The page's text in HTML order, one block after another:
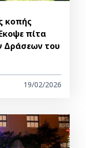
κοπής
πίτα
Δράσεων του
19/02/2026